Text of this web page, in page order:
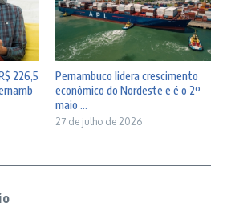
226,5
Pernambuco lidera crescimento
econômico do Nordeste e é o 2º
maio ...
27 de julho de 2026